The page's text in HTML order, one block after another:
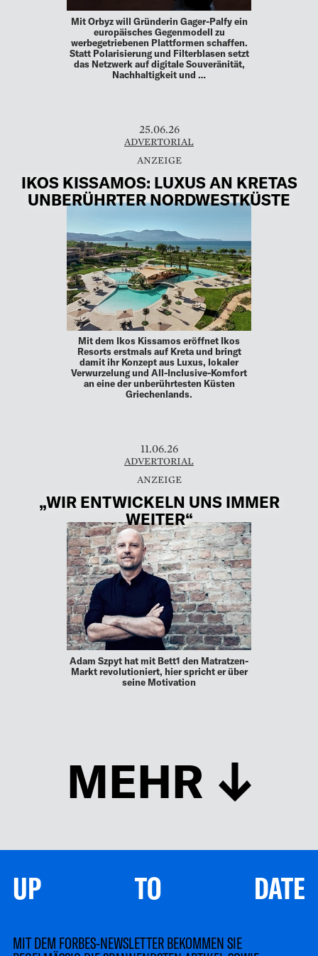
Mit Orbyz will Gründerin Gager-Palfy ein
europäisches Gegenmodell zu
werbegetriebenen Plattformen schaffen.
Statt Polarisierung und Filterblasen setzt
das Netzwerk auf digitale Souveränität,
Nachhaltigkeit und …
25.06.26
ADVERTORIAL
IKOS KISSAMOS: LUXUS AN KRETAS
UNBERÜHRTER NORDWESTKÜSTE
Mit dem Ikos Kissamos eröffnet Ikos
Resorts erstmals auf Kreta und bringt
damit ihr Konzept aus Luxus, lokaler
Verwurzelung und All-Inclusive-Komfort
an eine der unberührtesten Küsten
Griechenlands.
11.06.26
ADVERTORIAL
„WIR ENTWICKELN UNS IMMER
WEITER“
Adam Szpyt hat mit Bett1 den Matratzen-
Markt revolutioniert, hier spricht er über
seine Motivation
MEHR
UP TO DATE
MIT DEM FORBES-NEWSLETTER BEKOMMEN SIE